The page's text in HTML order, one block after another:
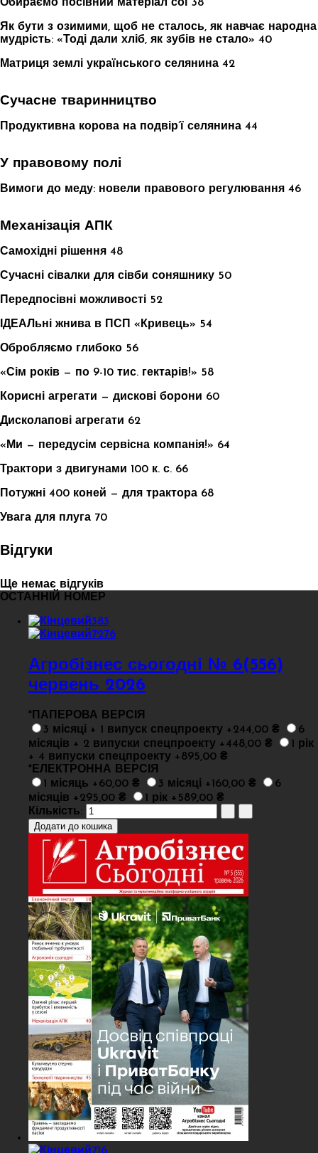
Обираємо посівний матеріал сої 38
Як бути з озимими, щоб не сталось, як навчає народна
мудрість: «Тоді дали хліб, як зубів не стало» 40
Матриця землі українського селянина 42
Сучасне тваринництво
Продуктивна корова на подвір’ї селянина 44
У правовому полі
Вимоги до меду: новели правового регулювання 46
Механізація АПК
Самохідні рішення 48
Сучасні сівалки для сівби соняшнику 50
Передпосівні можливості 52
ІДЕАЛьні жнива в ПСП «Кривець» 54
Обробляємо глибоко 56
«Сім років — по 9-10 тис. гектарів!» 58
Корисні агрегати — дискові борони 60
Дисколапові агрегати 62
«Ми — передусім сервісна компанія!» 64
Трактори з двигунами 100 к. с. 66
Потужні 400 коней — для трактора 68
Увага для плуга 70
Відгуки
Ще немає відгуків
ОСТАННІЙ НОМЕР
Агробізнес сьогодні № 6(556)
червень 2026
* ПАПЕРОВА ВЕРСІЯ
3 місяці + 1 випуск спецпроекту +244,00 ₴
6
місяців + 2 випуски спецпроекту +448,00 ₴
1 рік
+ 4 випуски спецпроекту +895,00 ₴
* ЕЛЕКТРОННА ВЕРСІЯ
1 місяць +60,00 ₴
3 місяці +160,00 ₴
6
місяців +295,00 ₴
1 рік +589,00 ₴
Кількість: